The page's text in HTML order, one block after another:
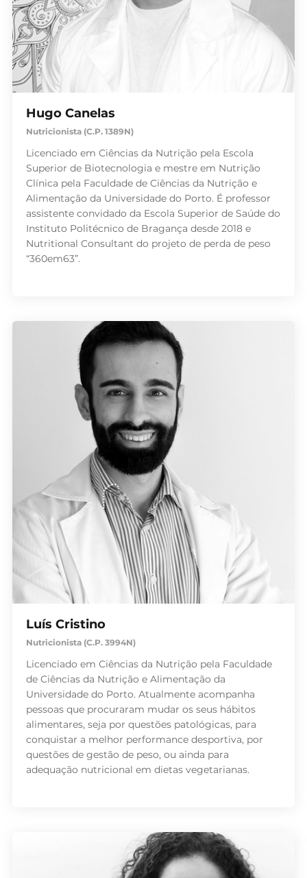
Hugo Canelas
Nutricionista (C.P. 1389N)
Licenciado em Ciências da Nutrição pela Escola
Superior de Biotecnologia e mestre em Nutrição
Clínica pela Faculdade de Ciências da Nutrição e
Alimentação da Universidade do Porto. É professor
assistente convidado da Escola Superior de Saúde do
Instituto Politécnico de Bragança desde 2018 e
Nutritional Consultant do projeto de perda de peso
“360em63”.
Luís Cristino
Nutricionista (C.P. 3994N)
Licenciado em Ciências da Nutrição pela Faculdade
de Ciências da Nutrição e Alimentação da
Universidade do Porto. Atualmente acompanha
pessoas que procuraram mudar os seus hábitos
alimentares, seja por questões patológicas, para
conquistar a melhor performance desportiva, por
questões de gestão de peso, ou ainda para
adequação nutricional em dietas vegetarianas.